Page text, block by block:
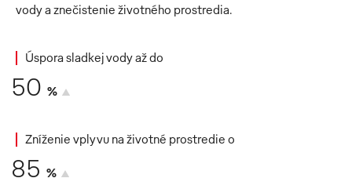
vody a znečistenie životného prostredia.
Úspora sladkej vody až do
50 %
Zníženie vplyvu na životné prostredie o
85 %